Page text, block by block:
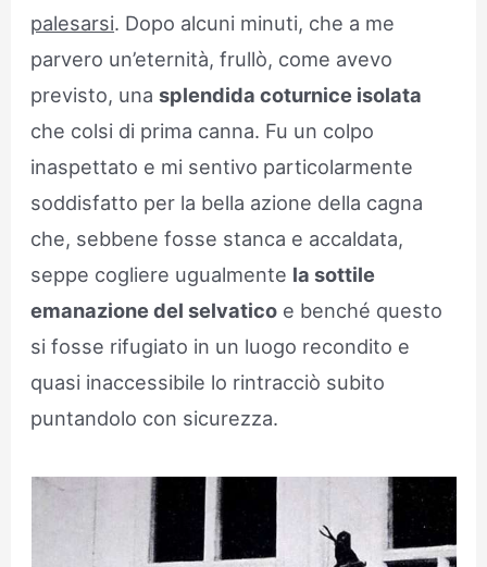
palesarsi. Dopo alcuni minuti, che a me
parvero un’eternità, frullò, come avevo
previsto, unasplendida coturnice isolata
che colsi di prima canna. Fu un colpo
inaspettato e mi sentivo particolarmente
soddisfatto per la bella azione della cagna
che, sebbene fosse stanca e accaldata,
seppe cogliere ugualmente la sottile
emanazione del selvatico e benché questo
si fosse rifugiato in un luogo recondito e
quasi inaccessibile lo rintracciò subito
puntandolo con sicurezza.